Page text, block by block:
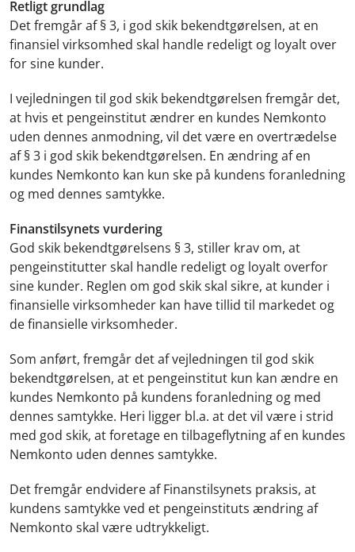
Retligt grundlag
Det fremgår af § 3, i god skik bekendtgørelsen, at en
finansiel virksomhed skal handle redeligt og loyalt over
for sine kunder.
I vejledningen til god skik bekendtgørelsen fremgår det,
at hvis et pengeinstitut ændrer en kundes Nemkonto
uden dennes anmodning, vil det være en overtrædelse
af § 3 i god skik bekendtgørelsen. En ændring af en
kundes Nemkonto kan kun ske på kundens foranledning
og med dennes samtykke.
Finanstilsynets vurdering
God skik bekendtgørelsens § 3, stiller krav om, at
pengeinstitutter skal handle redeligt og loyalt overfor
sine kunder. Reglen om god skik skal sikre, at kunder i
finansielle virksomheder kan have tillid til markedet og
de finansielle virksomheder.
Som anført, fremgår det af vejledningen til god skik
bekendtgørelsen, at et pengeinstitut kun kan ændre en
kundes Nemkonto på kundens foranledning og med
dennes samtykke. Heri ligger bl.a. at det vil være i strid
med god skik, at foretage en tilbageflytning af en kundes
Nemkonto uden dennes samtykke.
Det fremgår endvidere af Finanstilsynets praksis, at
kundens samtykke ved et pengeinstituts ændring af
Nemkonto skal være udtrykkeligt.